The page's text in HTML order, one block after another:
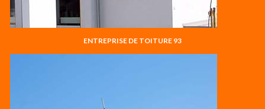
ENTREPRISE DE TOITURE 93